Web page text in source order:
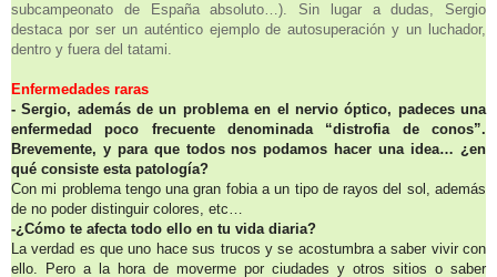
subcampeonato de España absoluto…). Sin lugar a dudas, Sergio
destaca por ser un auténtico ejemplo de autosuperación y un luchador,
dentro y fuera del tatami.
Enfermedades raras
- Sergio, además de un problema en el nervio óptico, padeces una
enfermedad poco frecuente denominada “distrofia de conos”.
Brevemente, y para que todos nos podamos hacer una idea… ¿en
qué consiste esta patología?
Con mi problema tengo una gran fobia a un tipo de rayos del sol, además
de no poder distinguir colores, etc…
-¿Cómo te afecta todo ello en tu vida diaria?
La verdad es que uno hace sus trucos y se acostumbra a saber vivir con
ello. Pero a la hora de moverme por ciudades y otros sitios o saber